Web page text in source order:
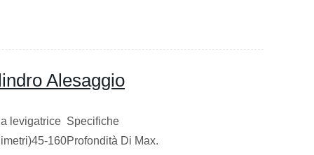
Alesaggio
levigatrice Specifiche
160Profondità Di Max.